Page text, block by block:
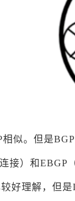
似。但是
接）和EBGP
好理解，但